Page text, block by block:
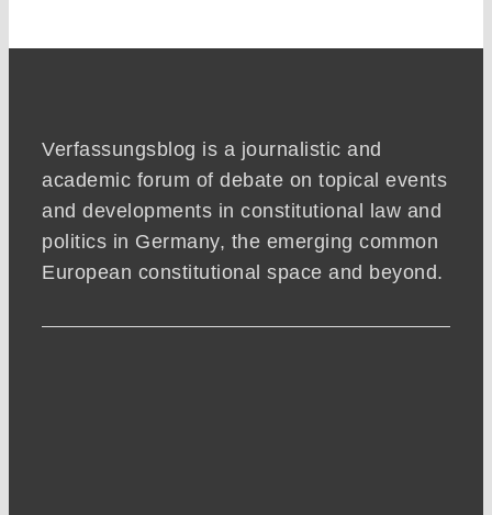
Verfassungsblog is a journalistic and
academic forum of debate on topical events
and developments in constitutional law and
politics in Germany, the emerging common
European constitutional space and beyond.